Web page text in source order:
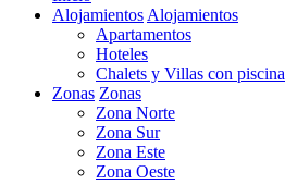
Alojamientos Alojamientos
Apartamentos
Hoteles
Chalets y Villas con piscina
Zonas Zonas
Zona Norte
Zona Sur
Zona Este
Zona Oeste